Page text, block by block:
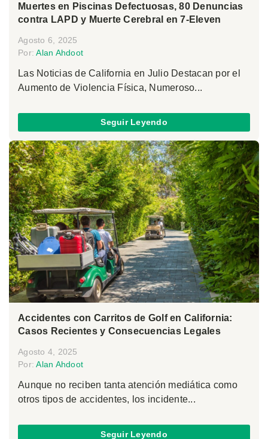
Muertes en Piscinas Defectuosas, 80 Denuncias
contra LAPD y Muerte Cerebral en 7-Eleven
Agosto 6, 2025
Por:Alan Ahdoot
Las Noticias de California en Julio Destacan por el
Aumento de Violencia Física, Numeroso...
Seguir Leyendo
Accidentes con Carritos de Golf en California:
Casos Recientes y Consecuencias Legales
Agosto 4, 2025
Por:Alan Ahdoot
Aunque no reciben tanta atención mediática como
otros tipos de accidentes, los incidente...
Seguir Leyendo